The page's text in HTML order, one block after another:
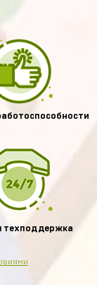
техподдержка